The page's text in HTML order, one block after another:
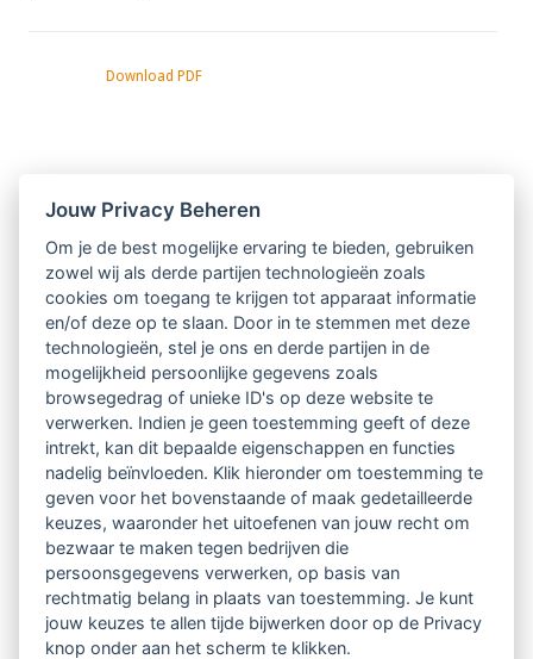
Download PDF
Nieuwsbrief
Ontvang 10 x per jaar de LVSC-
relatienieuwsbrief met o.a.:
vrij toegankelijke TsvB-artikelen
nieuws op het vlak van professioneel
begeleiden
informatie over LVSC-activiteiten
Aanmelden nieuwsbrief
Jouw Privacy Beheren
Om je de best mogelijke ervaring te bieden, gebruiken
zowel wij als derde partijen technologieën zoals
cookies om toegang te krijgen tot apparaat informatie
en/of deze op te slaan. Door in te stemmen met deze
technologieën, stel je ons en derde partijen in de
mogelijkheid persoonlijke gegevens zoals
browsegedrag of unieke ID's op deze website te
verwerken. Indien je geen toestemming geeft of deze
intrekt, kan dit bepaalde eigenschappen en functies
nadelig beïnvloeden. Klik hieronder om toestemming te
geven voor het bovenstaande of maak gedetailleerde
keuzes, waaronder het uitoefenen van jouw recht om
bezwaar te maken tegen bedrijven die
persoonsgegevens verwerken, op basis van
rechtmatig belang in plaats van toestemming. Je kunt
jouw keuzes te allen tijde bijwerken door op de Privacy
knop onder aan het scherm te klikken.